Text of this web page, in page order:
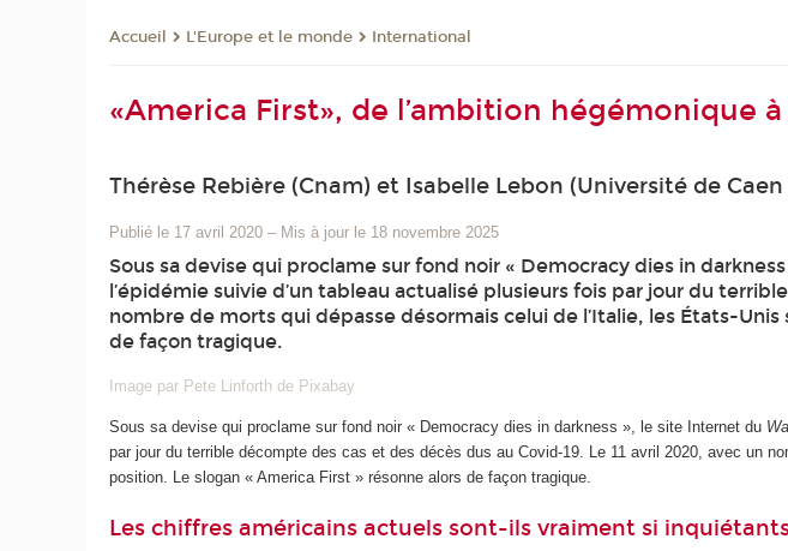
Accueil L'Europe et le monde International
«America First», de l’ambition hégémonique
Thérèse Rebière (Cnam) et Isabelle Lebon (Université de
Publié le 17 avril 2020 – Mis à jour le 18 novembre 2025
Sous sa devise qui proclame sur fond noir « Democracy dies in
l’épidémie suivie d’un tableau actualisé plusieurs fois par jour du
nombre de morts qui dépasse désormais celui de l’Italie, les États-
de façon tragique.
Image par Pete Linforth de Pixabay
Sous sa devise qui proclame sur fond noir « Democracy dies in darkness », le site Internet du
par jour du terrible décompte des cas et des décès dus au Covid-19. Le 11 avril 2020, avec un
position. Le slogan « America First » résonne alors de façon tragique.
Les chiffres américains actuels sont-ils vraiment si